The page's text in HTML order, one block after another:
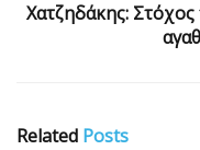
Χατζηδάκης: Στόχος
Related Posts